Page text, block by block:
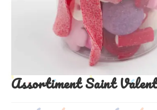
Assortiment Saint